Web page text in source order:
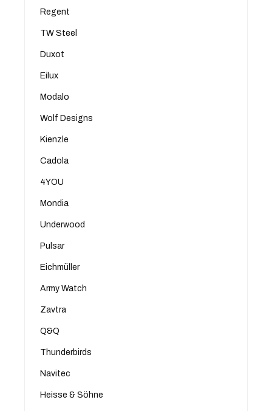
Regent
TW Steel
Duxot
Eilux
Modalo
Wolf Designs
Kienzle
Cadola
4YOU
Mondia
Underwood
Pulsar
Eichmüller
Army Watch
Zavtra
Q&Q
Thunderbirds
Navitec
Heisse & Söhne